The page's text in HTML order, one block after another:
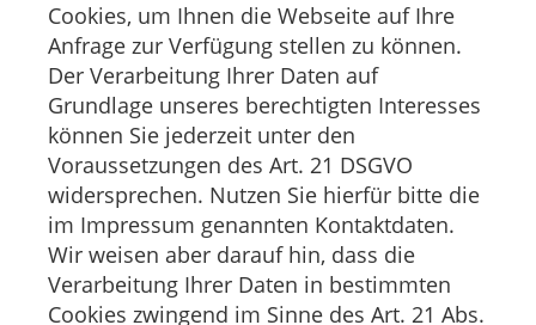
Cookies, um Ihnen die Webseite auf Ihre
Anfrage zur Verfügung stellen zu können.
Der Verarbeitung Ihrer Daten auf
Grundlage unseres berechtigten Interesses
können Sie jederzeit unter den
Voraussetzungen des Art. 21 DSGVO
widersprechen. Nutzen Sie hierfür bitte die
im Impressum genannten Kontaktdaten.
Wir weisen aber darauf hin, dass die
Verarbeitung Ihrer Daten in bestimmten
Cookies zwingend im Sinne des Art. 21 Abs.